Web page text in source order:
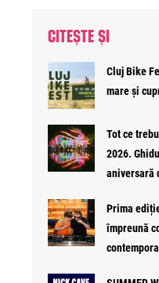
CITEȘTE ȘI
Cluj Bike
mare și
Tot ce
2026.
aniversară
Prima
împreună